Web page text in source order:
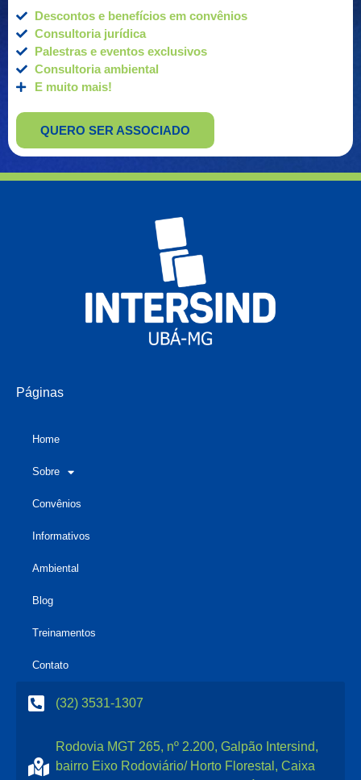
Descontos e benefícios em convênios
Consultoria jurídica
Palestras e eventos exclusivos
Consultoria ambiental
E muito mais!
QUERO SER ASSOCIADO
Páginas
Home
Sobre
Convênios
Informativos
Ambiental
Blog
Treinamentos
Contato
(32) 3531-1307
Rodovia MGT 265, nº 2.200, Galpão Intersind,
bairro Eixo Rodoviário/ Horto Florestal, Caixa